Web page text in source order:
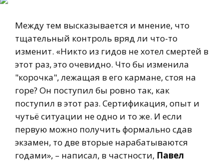
Между тем высказывается и мнение, что
тщательный контроль вряд ли что-то
изменит. «Никто из гидов не хотел смертей в
этот раз, это очевидно. Что бы изменила
"корочка", лежащая в его кармане, стоя на
горе? Он поступил бы ровно так, как
поступил в этот раз. Сертификация, опыт и
чутьё ситуации не одно и то же. И если
первую можно получить формально сдав
экзамен, то две вторые нарабатываются
годами», – написал, в частности, Павел